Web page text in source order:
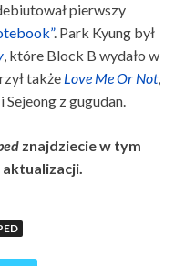
pierwszy
. Park Kyung był
, które Block B wydało w
także Love Me Or Not,
z gugudan.
znajdziecie w tym